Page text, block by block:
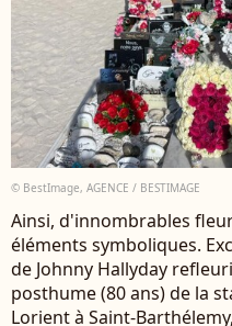
© BestImage, AGENCE / BESTIMAGE
Ainsi, d'innombrables
éléments symboliques.
de Johnny Hallyday
posthume (80 ans) de la
Lorient à Saint-